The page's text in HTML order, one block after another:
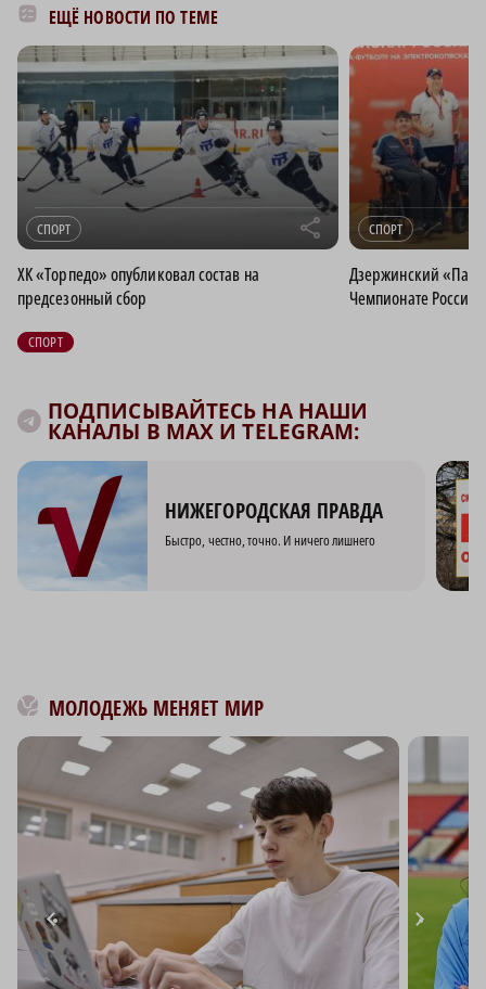
ЕЩЁ НОВОСТИ ПО ТЕМЕ
СПОРТ r
ХК «Торпедо» опубликовал состав на
предсезонный сбор
СПОРТ
Дзержинский
Чемпионате России
СПОРТ
ПОДПИСЫВАЙТЕСЬ НА НАШИ
КАНАЛЫ В MAX И TELEGRAM:
НИЖЕГОРОДСКАЯ ПРАВДА
Быстро, честно, точно. И ничего лишнего
МОЛОДЕЖЬ МЕНЯЕТ МИР